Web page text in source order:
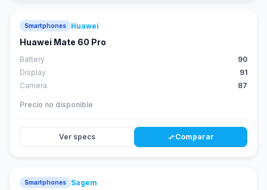
Smartphones Huawei
Huawei Mate 60 Pro
Battery
90
Display
91
Camera
87
Precio no disponible
Ver specs compare_arrowsComparar
Smartphones Sagem